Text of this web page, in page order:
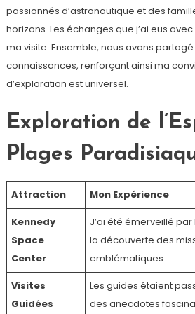
passionnés d’astronautique et des
horizons. Les échanges que j’ai eus
ma visite. Ensemble, nous avons
connaissances, renforçant ainsi ma
d’exploration est universel.
Exploration de
Plages
Attraction Mon Expérience
Kennedy
Space
Center
J’ai été émerveillé par
la découverte des
emblématiques.
Visites
Guidées
Les guides étaient
des anecdotes